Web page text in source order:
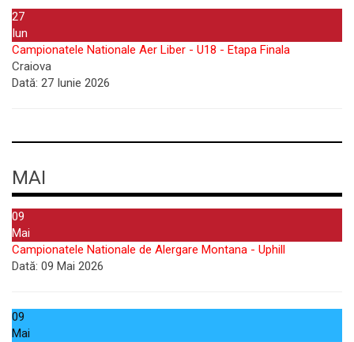
27
Iun
Campionatele Nationale Aer Liber - U18 - Etapa Finala
Craiova
Dată: 27 Iunie 2026
MAI
09
Mai
Campionatele Nationale de Alergare Montana - Uphill
Dată: 09 Mai 2026
09
Mai